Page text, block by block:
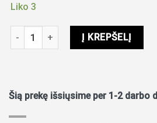
Liko 3
produkto kiekis: Lakas akriliniams
Į KREPŠELĮ
Šią prekę išsiųsime per 1-2 darbo